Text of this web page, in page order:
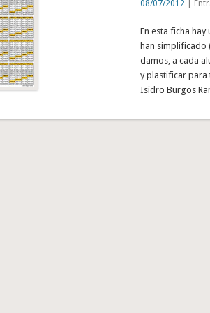
08/07/2012 |
En esta ficha
han simplificado
damos, a cada
y plastificar para
Isidro Burgos